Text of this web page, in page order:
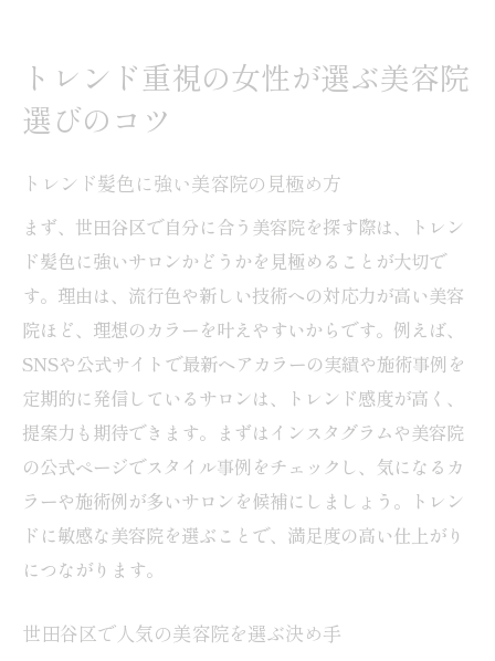
トレンド重視の女性が選ぶ美容院
選びのコツ
トレンド髪色に強い美容院の見極め方
まず、世田谷区で自分に合う美容院を探す際は、トレン
ド髪色に強いサロンかどうかを見極めることが大切で
す。理由は、流行色や新しい技術への対応力が高い美容
院ほど、理想のカラーを叶えやすいからです。例えば、
SNSや公式サイトで最新ヘアカラーの実績や施術事例を
定期的に発信しているサロンは、トレンド感度が高く、
提案力も期待できます。まずはインスタグラムや美容院
の公式ページでスタイル事例をチェックし、気になるカ
ラーや施術例が多いサロンを候補にしましょう。トレン
ドに敏感な美容院を選ぶことで、満足度の高い仕上がり
につながります。
世田谷区で人気の美容院を選ぶ決め手